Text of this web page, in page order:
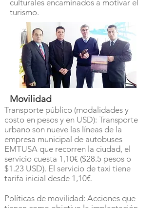
culturales encaminados a motivar el
turismo.
Movilidad
Transporte público (modalidades y
costo en pesos y en USD): Transporte
urbano son nueve las líneas de la
empresa municipal de autobuses
EMTUSA que recorren la ciudad, el
servicio cuesta 1,10€ ($28.5 pesos o
$1.23 USD). El servicio de taxi tiene
tarifa inicial desde 1,10€.
Políticas de movilidad: Acciones que